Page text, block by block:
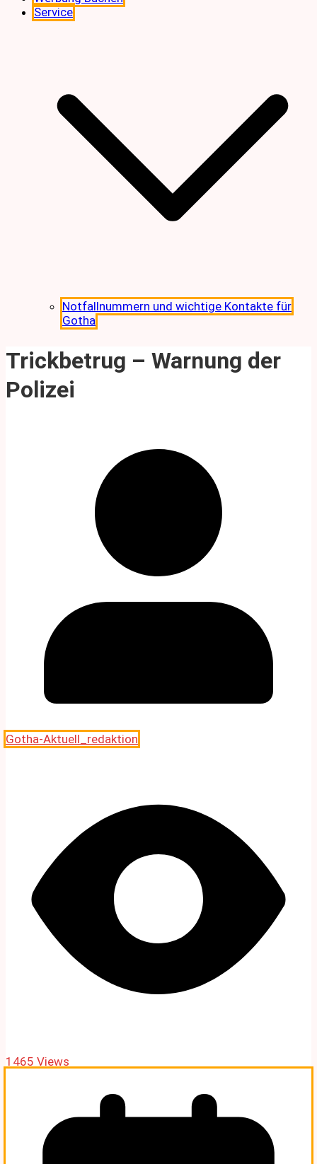
Service
Notfallnummern und wichtige Kontakte für
Gotha
Trickbetrug – Warnung der
Polizei
Gotha-Aktuell_redaktion
1465 Views